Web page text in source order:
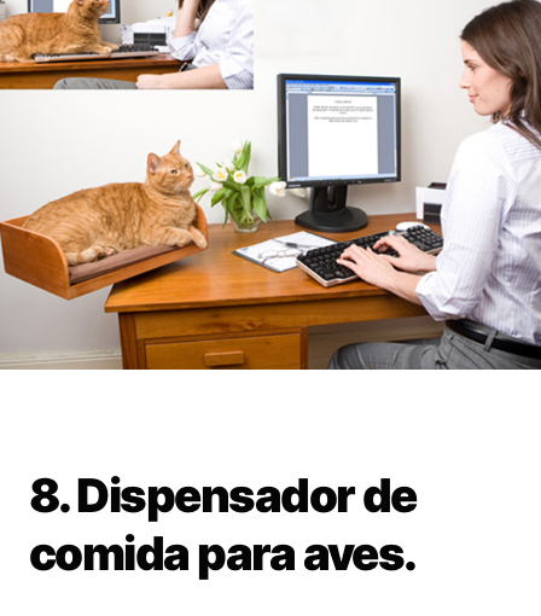
8. Dispensador de
comida para aves.